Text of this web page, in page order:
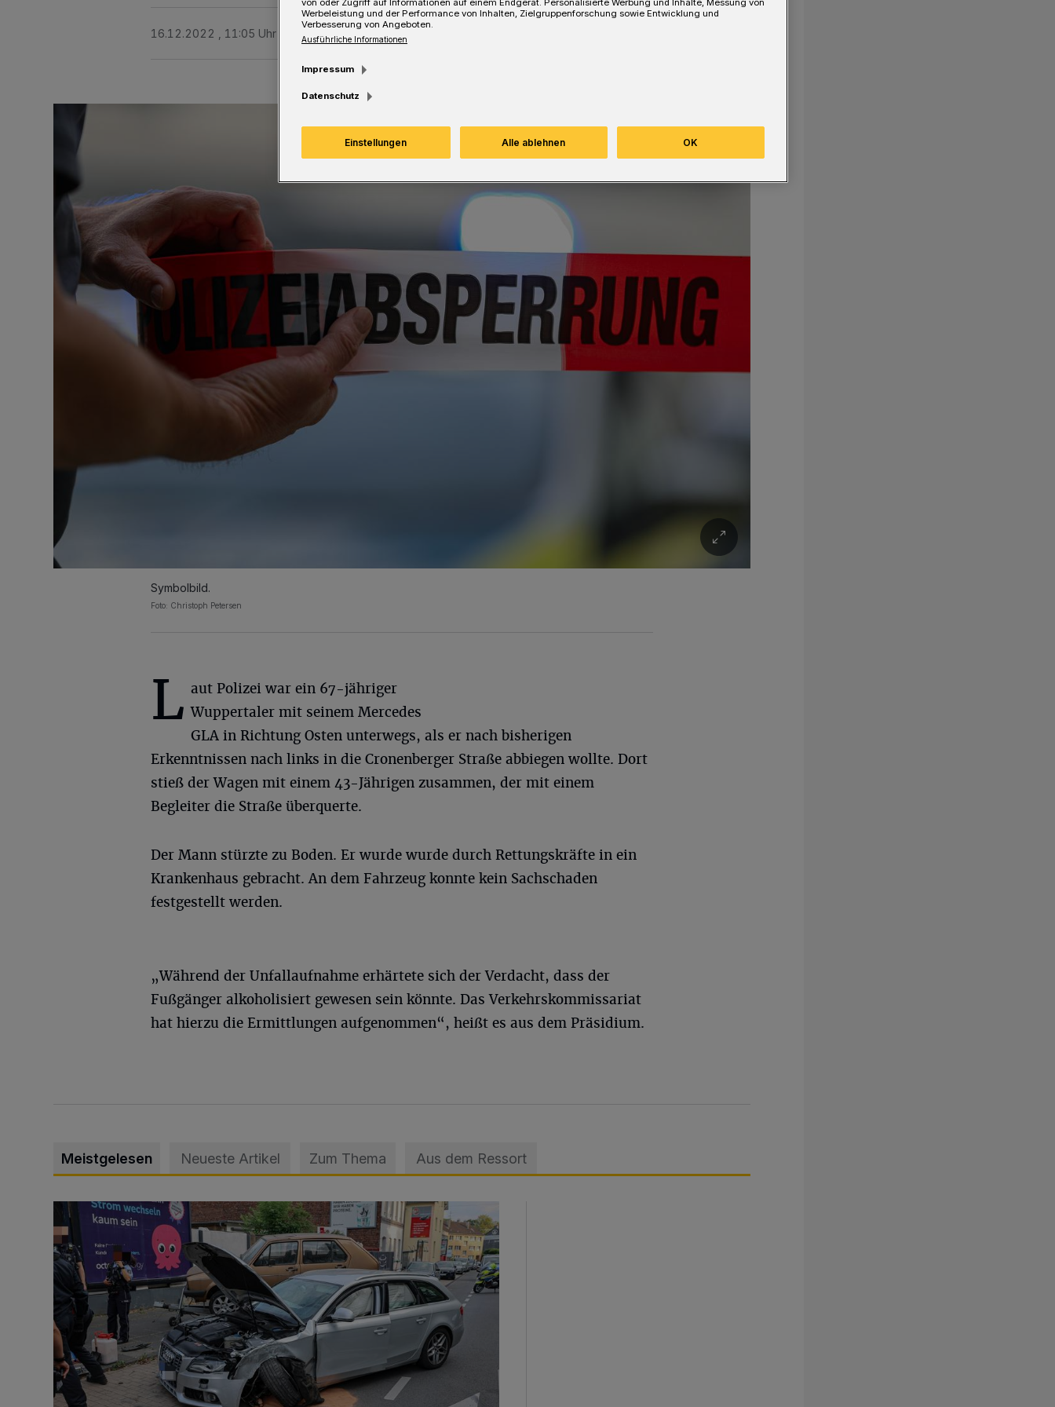
16.12.2022 , 11:05 Uhr Eine Minute Lesezeit
Symbolbild.
Foto: Christoph Petersen
L aut Polizei war ein 67-jähriger
Wuppertaler mit seinem Mercedes
GLA in Richtung Osten unterwegs, als er nach bisherigen
Erkenntnissen nach links in die Cronenberger Straße abbiegen wollte. Dort
stieß der Wagen mit einem 43-Jährigen zusammen, der mit einem
Begleiter die Straße überquerte.
Der Mann stürzte zu Boden. Er wurde wurde durch Rettungskräfte in ein
Krankenhaus gebracht. An dem Fahrzeug konnte kein Sachschaden
festgestellt werden.
„Während der Unfallaufnahme erhärtete sich der Verdacht, dass der
Fußgänger alkoholisiert gewesen sein könnte. Das Verkehrskommissariat
hat hierzu die Ermittlungen aufgenommen“, heißt es aus dem Präsidium.
Meistgelesen Neueste Artikel Zum Thema Aus dem Ressort
Schwerer Unfall mit 2,48 Promille
von oder Zugriff auf Informationen auf einem Endgerät. Personalisierte Werbung und Inhalte, Messung von
Werbeleistung und der Performance von Inhalten, Zielgruppenforschung sowie Entwicklung und
Verbesserung von Angeboten.
Ausführliche Informationen
Impressum
Datenschutz
Einstellungen Alle ablehnen OK